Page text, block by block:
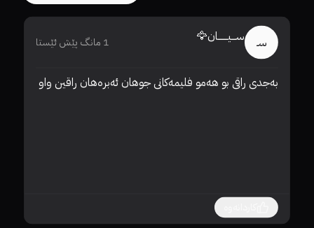
سـ ســـیـــــــان🦅 1 مانگ پێش ئێستا
بەجدی راقی بو هەمو فلیمەکانی جوهان ئەبرەهان راقین واو